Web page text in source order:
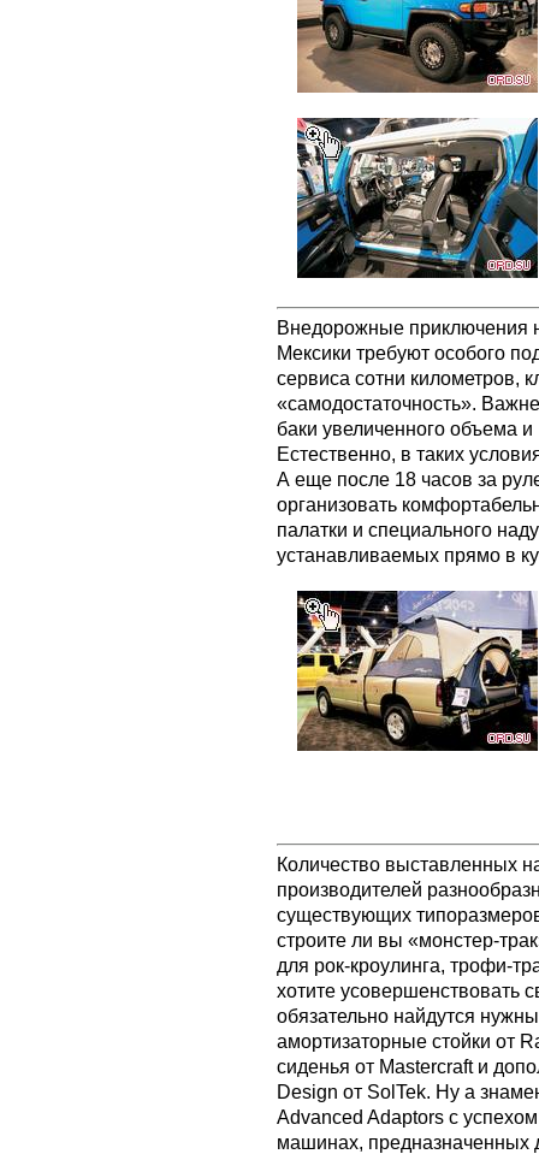
Bнедорожные приключения
Мексики требуют особого
сервиса сотни километров,
«самодостаточность».
баки увеличенного объема
Естественно, в таких
А еще после 18 часов за
организовать
палатки и специального
устанавливаемых прямо в
Количество выставленных
производителей
существующих
строите ли вы «монстер-
для рок-кроулинга, трофи-
хотите усовершенствовать
обязательно найдутся
амортизаторные стойки от
сиденья от Mastercraft и
Design от SolTek. Ну а
Advanced Adaptors с
машинах, предназначенных